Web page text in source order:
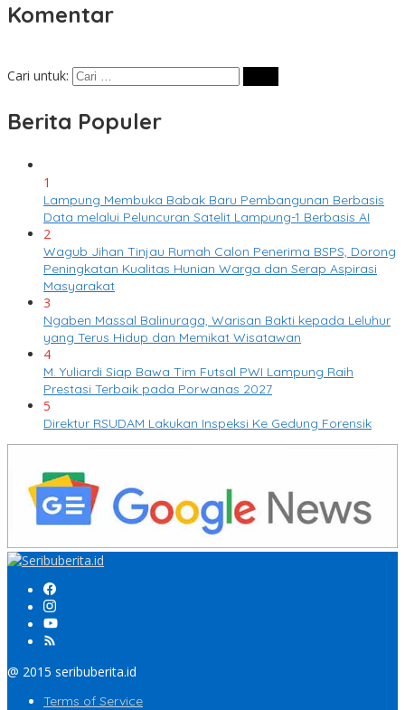
Komentar
Cari untuk:
Berita Populer
1
Lampung Membuka Babak Baru Pembangunan Berbasis
Data melalui Peluncuran Satelit Lampung-1 Berbasis AI
2
Wagub Jihan Tinjau Rumah Calon Penerima BSPS, Dorong
Peningkatan Kualitas Hunian Warga dan Serap Aspirasi
Masyarakat
3
Ngaben Massal Balinuraga, Warisan Bakti kepada Leluhur
yang Terus Hidup dan Memikat Wisatawan
4
M. Yuliardi Siap Bawa Tim Futsal PWI Lampung Raih
Prestasi Terbaik pada Porwanas 2027
5
Direktur RSUDAM Lakukan Inspeksi Ke Gedung Forensik
@ 2015 seribuberita.id
Terms of Service